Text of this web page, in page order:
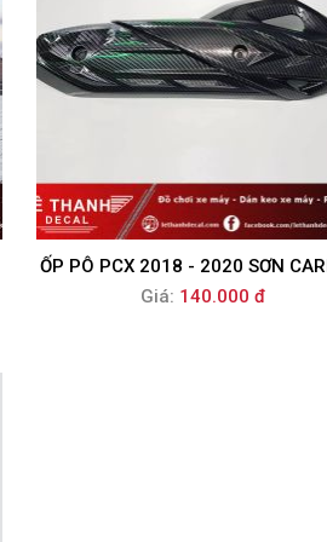
ỐP PÔ PCX 2018 - 2020 SƠN
Giá: 140.000 đ